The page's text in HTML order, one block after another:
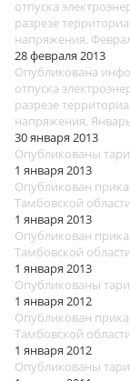
отпуска
разрезе
напряжения.
28 февраля 2013
Опубликована
отпуска
разрезе
напряжения.
30 января 2013
Опубликованы
1 января 2013
Опубликован
Тамбовской
1 января 2013
Опубликован
Тамбовской
1 января 2013
Опубликованы
1 января 2012
Опубликован
Тамбовской
1 января 2012
Опубликованы